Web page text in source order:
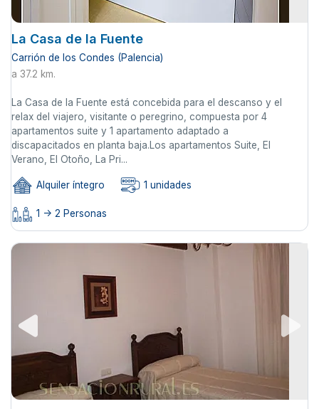
La Casa de la Fuente
Carrión de los Condes (Palencia)
a 37.2 km.
La Casa de la Fuente está concebida para el descanso y el
relax del viajero, visitante o peregrino, compuesta por 4
apartamentos suite y 1 apartamento adaptado a
discapacitados en planta baja.Los apartamentos Suite, El
Verano, El Otoño, La Pri...
Alquiler íntegro 1 unidades
1 -> 2 Personas